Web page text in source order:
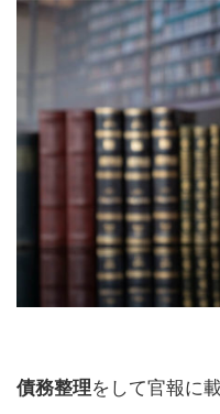
債務整理をして官報に